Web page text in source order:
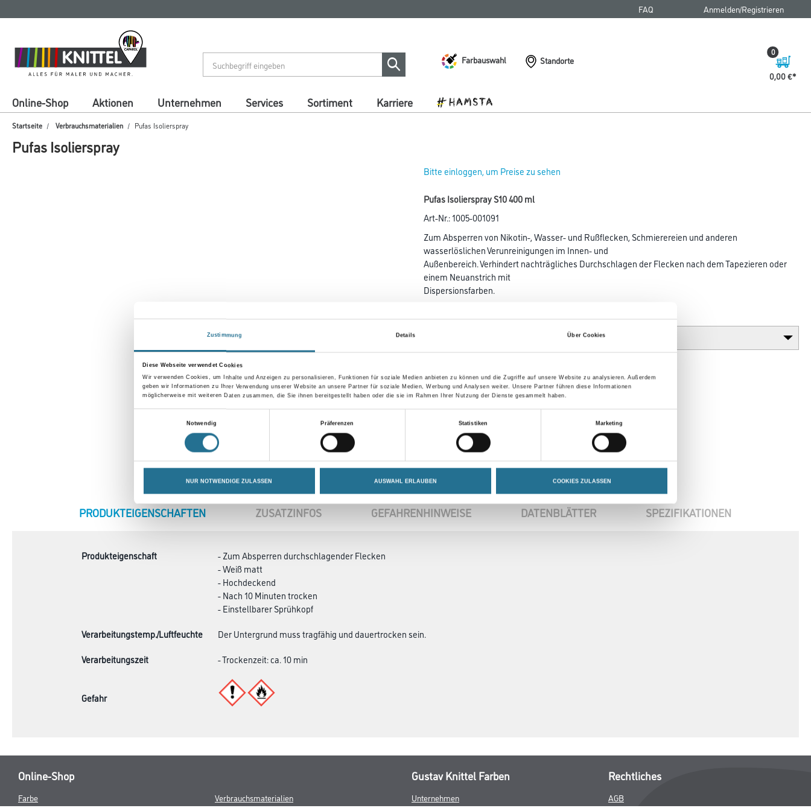
Zustimmung Details Über Cookies
Diese Webseite verwendet Cookies
Wir verwenden Cookies, um Inhalte und Anzeigen zu personalisieren, Funktionen für soziale Medien anbieten zu können und die Zugriffe auf unsere Website zu analysieren. Außerdem
geben wir Informationen zu Ihrer Verwendung unserer Website an unsere Partner für soziale Medien, Werbung und Analysen weiter. Unsere Partner führen diese Informationen
möglicherweise mit weiteren Daten zusammen, die Sie ihnen bereitgestellt haben oder die sie im Rahmen Ihrer Nutzung der Dienste gesammelt haben.
Notwendig
Präferenzen Statistiken Marketing
NUR NOTWENDIGE ZULASSEN AUSWAHL ERLAUBEN COOKIES ZULASSEN
springen
springen
FAQ Anmelden/Registrieren
Farbauswahl
Standorte
0,00 €
0
Online-Shop Aktionen Unternehmen Services Sortiment Karriere
Startseite Verbrauchsmaterialien Pufas Isolierspray
Pufas Isolierspray
Bitte einloggen, um Preise zu sehen
Pufas Isolierspray S10 400 ml
Art-Nr.:1005-001091
Zum Absperren von Nikotin-, Wasser- und Rußflecken, Schmierereien und anderen
wasserlöslichen Verunreinigungen im Innen- und
Außenbereich. Verhindert nachträgliches Durchschlagen der Flecken nach dem Tapezieren oder
einem Neuanstrich mit
Dispersionsfarben.
Umrechnungsfaktoren
CURRENT
PRODUKTEIGENSCHAFTEN ZUSATZINFOS GEFAHRENHINWEISE DATENBLÄTTER SPEZIFIKATIONEN
Produkteigenschaft
- Zum Absperren durchschlagender Flecken
- Weiß matt
- Hochdeckend
- Nach 10 Minuten trocken
- Einstellbarer Sprühkopf
Verarbeitungstemp./Luftfeuchte
Der Untergrund muss tragfähig und dauertrocken sein.
Verarbeitungszeit
- Trockenzeit: ca. 10 min
Gefahr
Online-Shop
Farbe
Verbrauchsmaterialien
Gustav Knittel Farben
Unternehmen
Rechtliches
AGB